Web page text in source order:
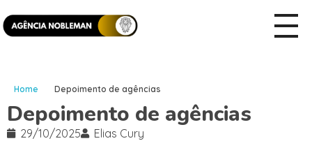
Home Depoimento de agências
Depoimento de agências
29/10/2025 Elias Cury